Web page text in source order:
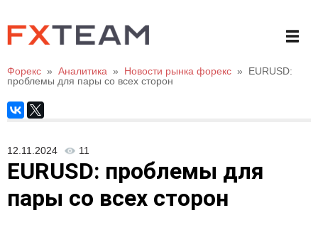
Форекс » Аналитика » Новости рынка форекс »
EURUSD:
проблемы для пары со всех сторон
12.11.2024 11
EURUSD: проблемы для
пары со всех сторон